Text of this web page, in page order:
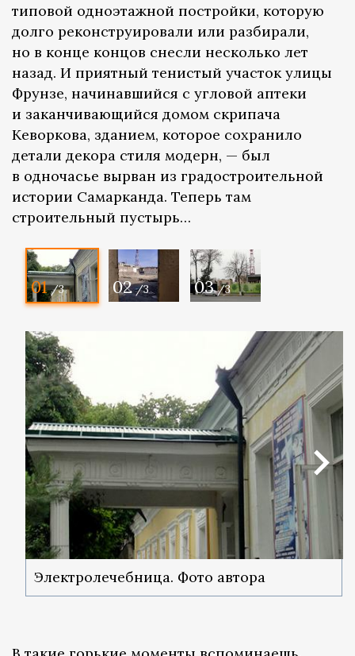
типовой одноэтажной постройки, которую
долго реконструировали или разбирали,
но в конце концов снесли несколько лет
назад. И приятный тенистый участок улицы
Фрунзе, начинавшийся с угловой аптеки
и заканчивающийся домом скрипача
Кеворкова, зданием, которое сохранило
детали декора стиля модерн, — был
в одночасье вырван из градостроительной
истории Самарканда. Теперь там
строительный пустырь…
01 /3 02 /3 03 /3
Электролечебница. Фото автора